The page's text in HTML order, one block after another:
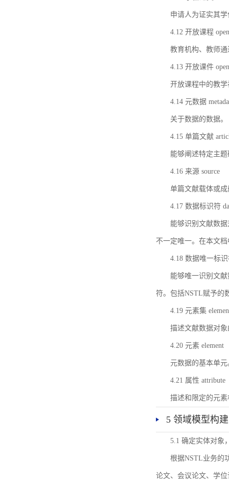
申请人为证实其
4.12 开放课程
教育机构、教师
4.13 开放课件
开放课程中的教
4.14 元数据
关于数据的数据。
4.15 单篇文献
能够阐述特定主
4.16 来源 source
单篇文献载体或
4.17 数据标识符
能够识别文献数
不一定唯一。在本文
4.18 数据唯一标
能够唯一识别文
符。包括NSTL赋予的
4.19 元素集
描述文献数据对
4.20 元素 element
元数据的基本单元
4.21 属性 attribute
描述和限定的元
5 领域模型构建
5.1 确定实体对象
根据NSTL业务的
论文、会议论文、学